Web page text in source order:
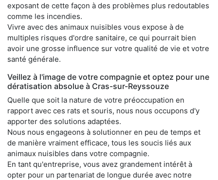
exposant de cette façon à des problèmes plus redoutables
comme les incendies.
Vivre avec des animaux nuisibles vous expose à de
multiples risques d'ordre sanitaire, ce qui pourrait bien
avoir une grosse influence sur votre qualité de vie et votre
santé générale.
Veillez à l'image de votre compagnie et optez pour une
dératisation absolue à Cras-sur-Reyssouze
Quelle que soit la nature de votre préoccupation en
rapport avec ces rats et souris, nous nous occupons d'y
apporter des solutions adaptées.
Nous nous engageons à solutionner en peu de temps et
de manière vraiment efficace, tous les soucis liés aux
animaux nuisibles dans votre compagnie.
En tant qu'entreprise, vous avez grandement intérêt à
opter pour un partenariat de longue durée avec notre